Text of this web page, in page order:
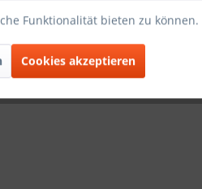
Funktionalität bieten zu können.
Cookies akzeptieren